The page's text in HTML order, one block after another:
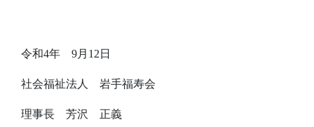
令和4年 9月12日
社会福祉法人 岩手福寿会
理事長 芳沢 正義